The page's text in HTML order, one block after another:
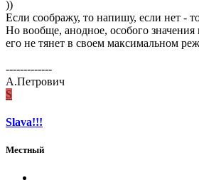
))
Если соображу, то напишу, если нет -
Но вообще, анодное, особого значения
его не тянет в своем максимальном
-------------
А.Петрович
S
Slava!!!
Местный